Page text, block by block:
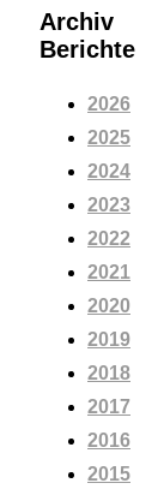
Archiv
Berichte
2026
2025
2024
2023
2022
2021
2020
2019
2018
2017
2016
2015